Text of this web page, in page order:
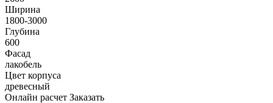
Ширина
1800-3000
Глубина
600
Фасад
лакобель
Цвет корпуса
древесный
Онлайн расчет Заказать